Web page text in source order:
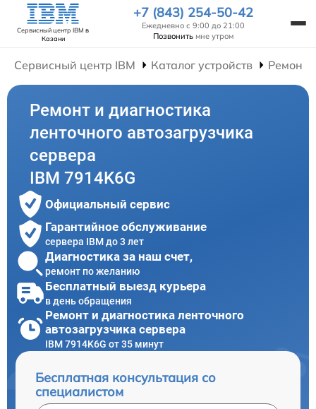
Сервисный центр IBM в
Казани
+7 (843) 254-50-42
Ежедневно с 9:00 до 21:00
Позвонить мне утром
Сервисный центр IBM Каталог устройств Ремонт
Ремонт и диагностика
ленточного автозагрузчика
сервера
IBM 7914K6G
Официальный сервис
Гарантийное обслуживание
сервера IBM до 3 лет
Диагностика за наш счет,
ремонт по желанию
Бесплатный выезд курьера
в день обращения
Ремонт и диагностика ленточного
автозагрузчика сервера
IBM 7914K6G от 35 минут
Бесплатная консультация со
специалистом